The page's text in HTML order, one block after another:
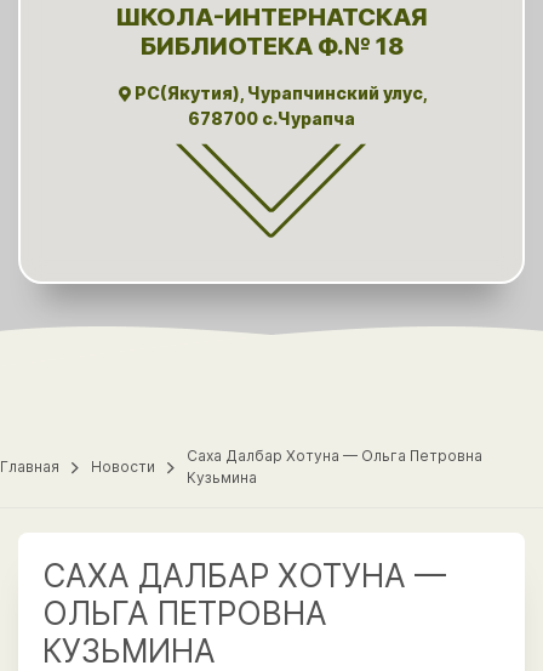
ШКОЛА-ИНТЕРНАТСКАЯ
БИБЛИОТЕКА Ф.№ 18
РС(Якутия), Чурапчинский улус,
678700 с.Чурапча
Главная Новости
Саха Далбар Хотуна — Ольга Петровна
Кузьмина
САХА ДАЛБАР ХОТУНА —
ОЛЬГА ПЕТРОВНА
КУЗЬМИНА